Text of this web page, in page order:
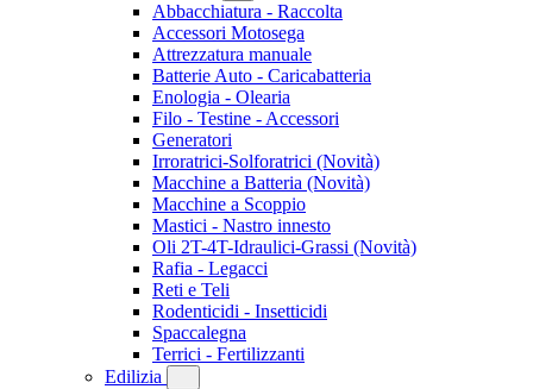
Abbacchiatura - Raccolta
Accessori Motosega
Attrezzatura manuale
Batterie Auto - Caricabatteria
Enologia - Olearia
Filo - Testine - Accessori
Generatori
Irroratrici-Solforatrici (Novità)
Macchine a Batteria (Novità)
Macchine a Scoppio
Mastici - Nastro innesto
Oli 2T-4T-Idraulici-Grassi (Novità)
Rafia - Legacci
Reti e Teli
Rodenticidi - Insetticidi
Spaccalegna
Terrici - Fertilizzanti
Edilizia